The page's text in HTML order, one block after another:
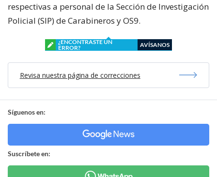
respectivas a personal de la Sección de Investigación
Policial (SIP) de Carabineros y OS9.
¿ENCONTRASTE UN
ERROR?
AVÍSANOS
Revisa nuestra página de correcciones
Síguenos en:
Suscríbete en: